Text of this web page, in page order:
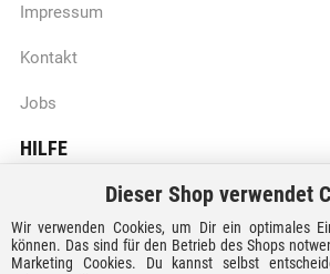
Impressum
Kontakt
Jobs
HILFE
Batteriegesetzhinweise
Vertrag widerrufen
Dieser Shop verwendet
Wir verwenden Cookies, um Dir ein optimales
können. Das sind für den Betrieb des Shops
Marketing Cookies. Du kannst selbst